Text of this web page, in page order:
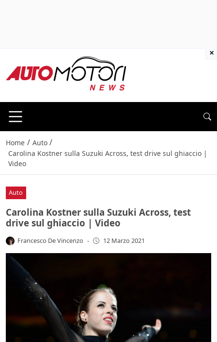
Home / Auto /
Carolina Kostner sulla Suzuki Across, test drive sul ghiaccio |
Video
Auto
Carolina Kostner sulla Suzuki Across, test
drive sul ghiaccio | Video
Francesco De Vincenzo - 12 Marzo 2021
×